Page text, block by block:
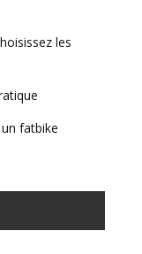
les
fatbike